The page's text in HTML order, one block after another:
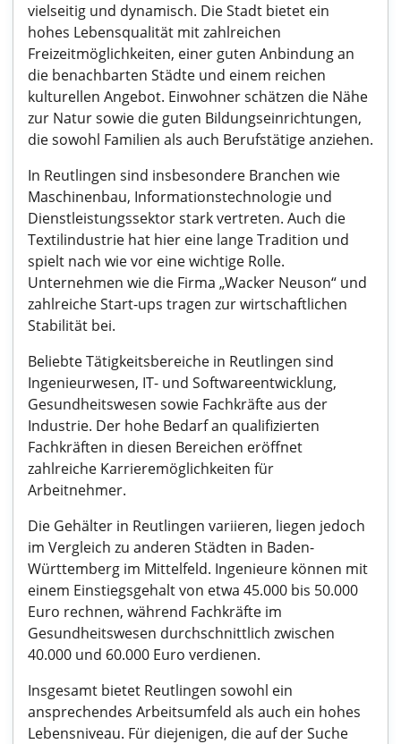
vielseitig und dynamisch. Die Stadt bietet ein
hohes Lebensqualität mit zahlreichen
Freizeitmöglichkeiten, einer guten Anbindung an
die benachbarten Städte und einem reichen
kulturellen Angebot. Einwohner schätzen die Nähe
zur Natur sowie die guten Bildungseinrichtungen,
die sowohl Familien als auch Berufstätige anziehen.
In Reutlingen sind insbesondere Branchen wie
Maschinenbau, Informationstechnologie und
Dienstleistungssektor stark vertreten. Auch die
Textilindustrie hat hier eine lange Tradition und
spielt nach wie vor eine wichtige Rolle.
Unternehmen wie die Firma „Wacker Neuson“ und
zahlreiche Start-ups tragen zur wirtschaftlichen
Stabilität bei.
Beliebte Tätigkeitsbereiche in Reutlingen sind
Ingenieurwesen, IT- und Softwareentwicklung,
Gesundheitswesen sowie Fachkräfte aus der
Industrie. Der hohe Bedarf an qualifizierten
Fachkräften in diesen Bereichen eröffnet
zahlreiche Karrieremöglichkeiten für
Arbeitnehmer.
Die Gehälter in Reutlingen variieren, liegen jedoch
im Vergleich zu anderen Städten in Baden-
Württemberg im Mittelfeld. Ingenieure können mit
einem Einstiegsgehalt von etwa 45.000 bis 50.000
Euro rechnen, während Fachkräfte im
Gesundheitswesen durchschnittlich zwischen
40.000 und 60.000 Euro verdienen.
Insgesamt bietet Reutlingen sowohl ein
ansprechendes Arbeitsumfeld als auch ein hohes
Lebensniveau. Für diejenigen, die auf der Suche